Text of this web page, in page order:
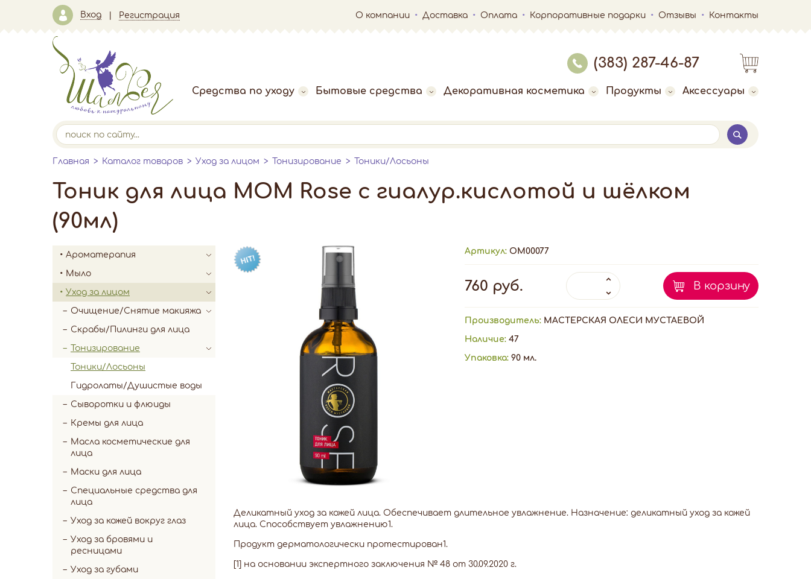
Вход Регистрация О компании Доставка Оплата Корпоративные подарки Отзывы Контакты
(383) 287-46-87
Средства по уходу Бытовые средства Декоративная косметика Продукты Аксессуары
Главная Каталог товаров Уход за лицом Тонизирование Тоники/Лосьоны
Тоник для лица МОМ Rose с гиалур.кислотой и шёлком
(90мл)
Ароматерапия
Мыло
Уход за лицом
Очищение/Снятие макияжа
Скрабы/Пилинги для лица
Тонизирование
Тоники/Лосьоны
Гидролаты/Душистые воды
Сыворотки и флюиды
Кремы для лица
Масла косметические для
лица
Маски для лица
Специальные средства для
лица
Уход за кожей вокруг глаз
Уход за бровями и
ресницами
Уход за губами
Артикул:ОМ00077
760 руб. В корзину
Производитель: МАСТЕРСКАЯ ОЛЕСИ МУСТАЕВОЙ
Наличие:47
Упаковка:90 мл.
Деликатный уход за кожей лица. Обеспечивает длительное увлажнение. Назначение: деликатный уход за кожей
лица. Способствует увлажнению1.
Продукт дерматологически протестирован1.
[1] на основании экспертного заключения № 48 от 30.09.2020 г.